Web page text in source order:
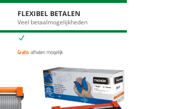
FLEXIBEL BETALEN
Veel betaalmogelijkheden
N
Gratis afhalen mogelijk